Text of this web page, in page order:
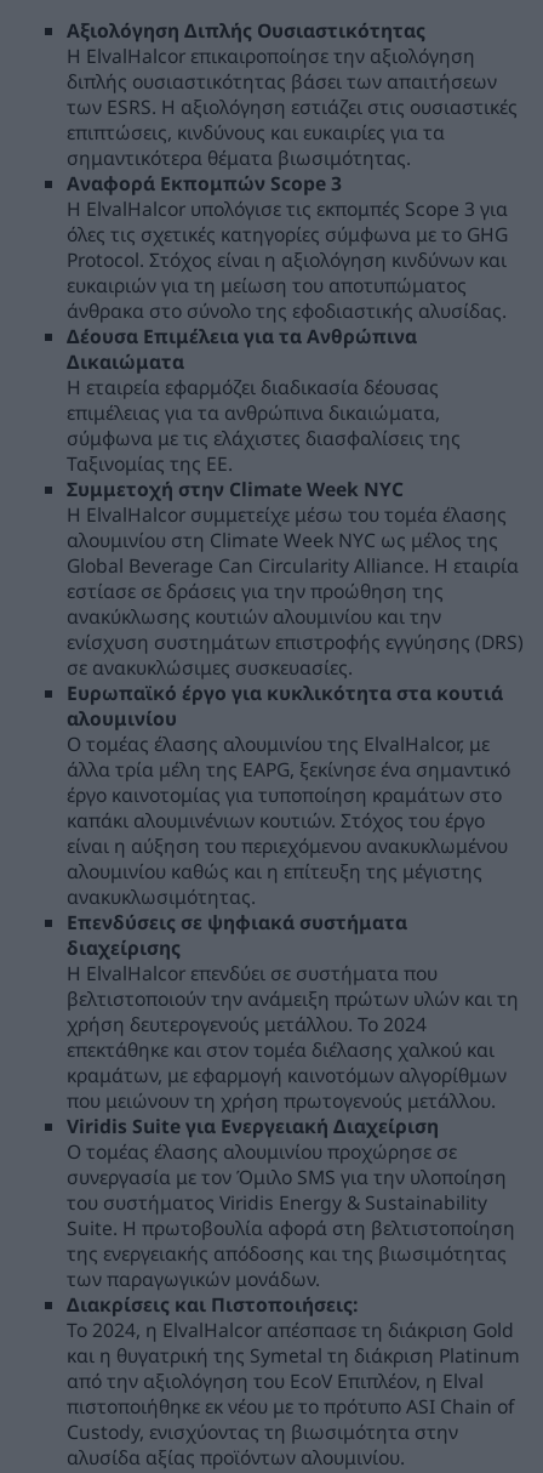
Αξιολόγηση Διπλής Ουσιαστικότητας
Η ElvalHalcor επικαιροποίησε την αξιολόγηση
διπλής ουσιαστικότητας βάσει των απαιτήσεων
των ESRS. Η αξιολόγηση εστιάζει στις ουσιαστικές
επιπτώσεις, κινδύνους και ευκαιρίες για τα
σημαντικότερα θέματα βιωσιμότητας.
Αναφορά Εκπομπών Scope 3
Η ElvalHalcor υπολόγισε τις εκπομπές Scope 3 για
όλες τις σχετικές κατηγορίες σύμφωνα με το GHG
Protocol. Στόχος είναι η αξιολόγηση κινδύνων και
ευκαιριών για τη μείωση του αποτυπώματος
άνθρακα στο σύνολο της εφοδιαστικής αλυσίδας.
Δέουσα Επιμέλεια για τα Ανθρώπινα
Δικαιώματα
Η εταιρεία εφαρμόζει διαδικασία δέουσας
επιμέλειας για τα ανθρώπινα δικαιώματα,
σύμφωνα με τις ελάχιστες διασφαλίσεις της
Ταξινομίας της ΕΕ.
Συμμετοχή στην Climate Week NYC
Η ElvalHalcor συμμετείχε μέσω του τομέα έλασης
αλουμινίου στη Climate Week NYC ως μέλος της
Global Beverage Can Circularity Alliance. Η εταιρία
εστίασε σε δράσεις για την προώθηση της
ανακύκλωσης κουτιών αλουμινίου και την
ενίσχυση συστημάτων επιστροφής εγγύησης (DRS)
σε ανακυκλώσιμες συσκευασίες.
Ευρωπαϊκό έργο για κυκλικότητα στα κουτιά
αλουμινίου
O τομέας έλασης αλουμινίου της ElvalHalcor, με
άλλα τρία μέλη της EAPG, ξεκίνησε ένα σημαντικό
έργο καινοτομίας για τυποποίηση κραμάτων στο
καπάκι αλουμινένιων κουτιών. Στόχος του έργο
είναι η αύξηση του περιεχόμενου ανακυκλωμένου
αλουμινίου καθώς και η επίτευξη της μέγιστης
ανακυκλωσιμότητας.
Επενδύσεις σε ψηφιακά συστήματα
διαχείρισης
Η ElvalHalcor επενδύει σε συστήματα που
βελτιστοποιούν την ανάμειξη πρώτων υλών και τη
χρήση δευτερογενούς μετάλλου. Το 2024
επεκτάθηκε και στον τομέα διέλασης χαλκού και
κραμάτων, με εφαρμογή καινοτόμων αλγορίθμων
που μειώνουν τη χρήση πρωτογενούς μετάλλου.
Viridis Suite για Ενεργειακή Διαχείριση
Ο τομέας έλασης αλουμινίου προχώρησε σε
συνεργασία με τον Όμιλο SMS για την υλοποίηση
του συστήματος Viridis Energy & Sustainability
Suite. Η πρωτοβουλία αφορά στη βελτιστοποίηση
της ενεργειακής απόδοσης και της βιωσιμότητας
των παραγωγικών μονάδων.
Διακρίσεις και Πιστοποιήσεις:
Το 2024, η ElvalHalcor απέσπασε τη διάκριση Gold
και η θυγατρική της Symetal τη διάκριση Platinum
από την αξιολόγηση του EcoV Επιπλέον, η Elval
πιστοποιήθηκε εκ νέου με το πρότυπο ASI Chain of
Custody, ενισχύοντας τη βιωσιμότητα στην
αλυσίδα αξίας προϊόντων αλουμινίου.